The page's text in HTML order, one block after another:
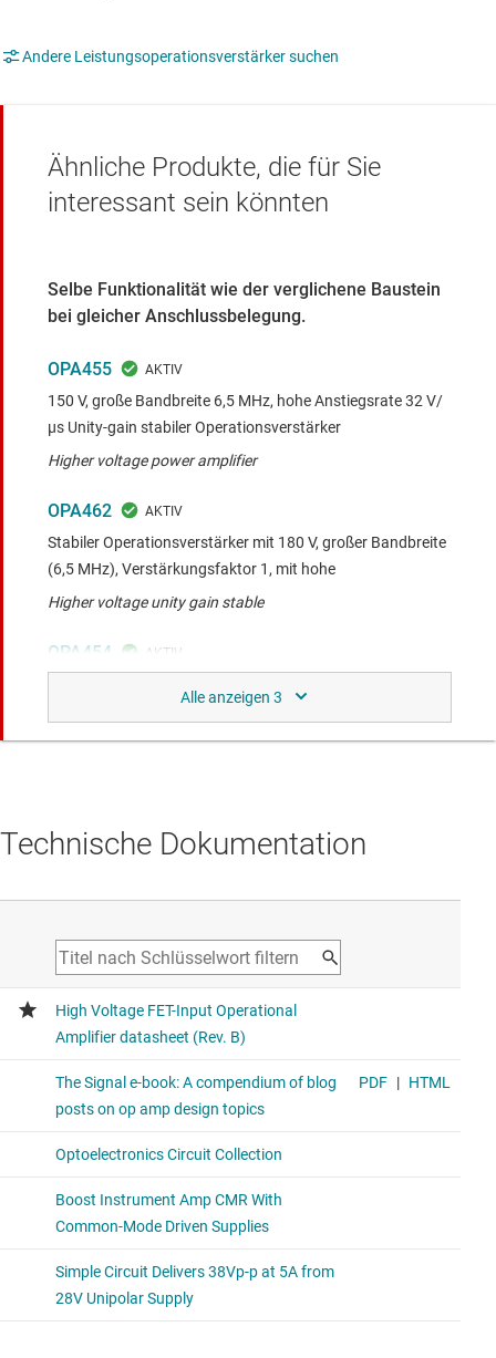
Andere Leistungsoperationsverstärker suchen
Ähnliche Produkte, die für Sie
interessant sein könnten
Selbe Funktionalität wie der verglichene Baustein
bei gleicher Anschlussbelegung.
OPA455
150 V, große Bandbreite 6,5 MHz, hohe Anstiegsrate 32 V/
μs Unity-gain stabiler Operationsverstärker
Higher voltage power amplifier
OPA462
Stabiler Operationsverstärker mit 180 V, großer Bandbreite
(6,5 MHz), Verstärkungsfaktor 1, mit hohe
Higher voltage unity gain stable
OPA454
Operationsverstärker, g=1 stabil
This device offers a wider supply (100-V), higher current
Technische Dokumentation